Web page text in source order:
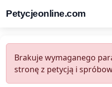
Petycjeonline.com
Brakuje wymaganego
stronę z petycją i